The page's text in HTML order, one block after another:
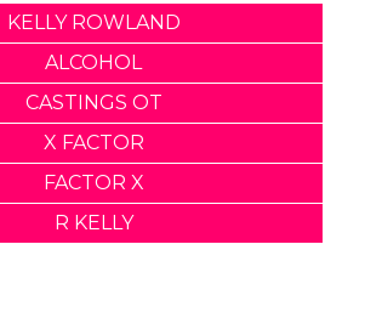
KELLY ROWLAND
ALCOHOL
CASTINGS OT
X FACTOR
FACTOR X
R KELLY